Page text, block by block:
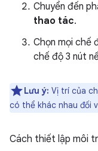
Chuyển đến
thao tác.
Chọn mọi chế
chế độ 3 nút
Lưu ý: Vị trí của
có thể khác nhau đối
Cách thiết lập môi